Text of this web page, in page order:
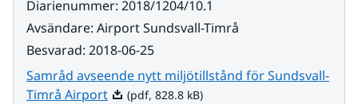
Diarienummer: 2018/1204/10.1
Avsändare: Airport Sundsvall-Timrå
Besvarad: 2018-06-25
Samråd avseende nytt miljötillstånd för Sundsvall-
Timrå AirportPdf, 828.8 kB.
(pdf, 828.8 kB)